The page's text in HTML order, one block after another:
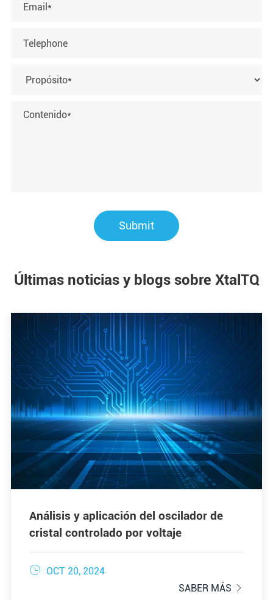
Submit
Últimas noticias y blogs sobre XtalTQ
Análisis y aplicación del oscilador de
cristal controlado por voltaje
 OCT 20, 2024
SABER MÁS
